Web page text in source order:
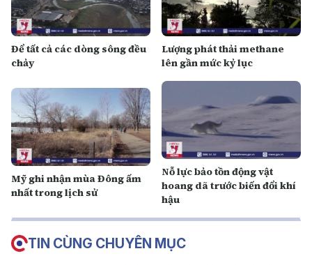
Để tất cả các dòng sông đều
chảy
Lượng phát thải methane
lên gần mức kỷ lục
Mỹ ghi nhận mùa Đông ấm
nhất trong lịch sử
Nỗ lực bảo tồn động vật
hoang dã trước biến đổi khí
hậu
TIN CÙNG CHUYÊN MỤC